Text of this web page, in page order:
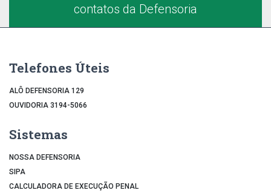
contatos da Defensoria
Telefones Úteis
ALÔ DEFENSORIA 129
OUVIDORIA 3194-5066
Sistemas
NOSSA DEFENSORIA
SIPA
CALCULADORA DE EXECUÇÃO PENAL